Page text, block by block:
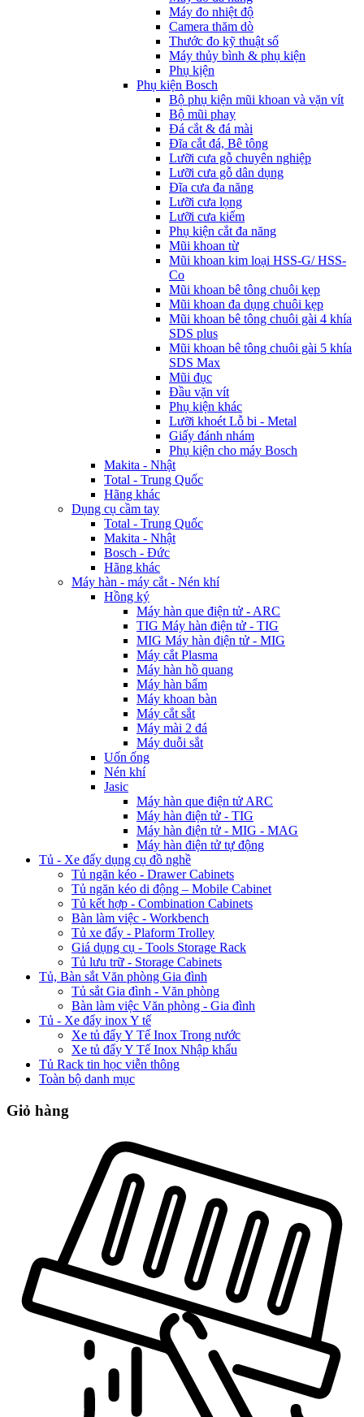
Máy đo nhiệt độ
Camera thăm dò
Thước đo kỹ thuật số
Máy thủy bình & phụ kiện
Phụ kịện
Phụ kiện Bosch
Bộ phụ kiện mũi khoan và vặn vít
Bộ mũi phay
Đá cắt & đá mài
Đĩa cắt đá, Bê tông
Lưỡi cưa gỗ chuyên nghiệp
Lưỡi cưa gỗ dân dụng
Đĩa cưa đa năng
Lưỡi cưa lọng
Lưỡi cưa kiếm
Phụ kiện cắt đa năng
Mũi khoan từ
Mũi khoan kim loại HSS-G/ HSS-
Co
Mũi khoan bê tông chuôi kẹp
Mũi khoan đa dụng chuôi kẹp
Mũi khoan bê tông chuôi gài 4 khía
SDS plus
Mũi khoan bê tông chuôi gài 5 khía
SDS Max
Mũi đục
Đầu vặn vít
Phụ kiện khác
Lưỡi khoét Lỗ bi - Metal
Giấy đánh nhám
Phụ kiện cho máy Bosch
Makita - Nhật
Total - Trung Quốc
Hãng khác
Dụng cụ cầm tay
Total - Trung Quốc
Makita - Nhật
Bosch - Đức
Hãng khác
Máy hàn - máy cắt - Nén khí
Hồng ký
Máy hàn que điện tử - ARC
TIG Máy hàn điện tử - TIG
MIG Máy hàn điện tử - MIG
Máy cắt Plasma
Máy hàn hồ quang
Máy hàn bẩm
Máy khoan bàn
Máy cắt sắt
Máy mài 2 đá
Máy duỗi sắt
Uốn ống
Nén khí
Jasic
Máy hàn que điện tử ARC
Máy hàn điện tử - TIG
Máy hàn điện tử - MIG - MAG
Máy hàn điện tử tự động
Tủ - Xe đẩy dụng cụ đồ nghề
Tủ ngăn kéo - Drawer Cabinets
Tủ ngăn kéo di động – Mobile Cabinet
Tủ kết hợp - Combination Cabinets
Bàn làm việc - Workbench
Tủ xe đẩy - Plaform Trolley
Giá dụng cụ - Tools Storage Rack
Tủ lưu trữ - Storage Cabinets
Tủ, Bàn sắt Văn phòng Gia đình
Tủ sắt Gia đình - Văn phòng
Bàn làm việc Văn phòng - Gia đình
Tủ - Xe đẩy inox Y tế
Xe tủ đẩy Y Tế Inox Trong nước
Xe tủ đẩy Y Tế Inox Nhập khẩu
Tủ Rack tin học viễn thông
Toàn bộ danh mục
Giỏ hàng